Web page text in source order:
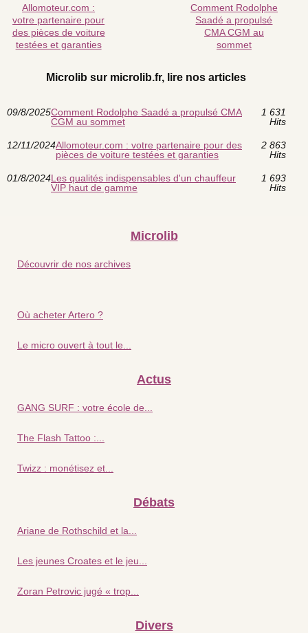
Allomoteur.com :
votre partenaire pour
des pièces de voiture
testées et garanties
Comment Rodolphe
Saadé a propulsé
CMA CGM au
sommet
Microlib sur microlib.fr, lire nos articles
09/8/2025Comment Rodolphe Saadé a propulsé CMA
CGM au sommet
1 631
Hits
12/11/2024Allomoteur.com : votre partenaire pour des
pièces de voiture testées et garanties
2 863
Hits
01/8/2024Les qualités indispensables d'un chauffeur
VIP haut de gamme
1 693
Hits
Microlib
Découvrir de nos archives
Où acheter Artero ?
Le micro ouvert à tout le...
Actus
GANG SURF : votre école de...
The Flash Tattoo :...
Twizz : monétisez et...
Débats
Ariane de Rothschild et la...
Les jeunes Croates et le jeu...
Zoran Petrovic jugé « trop...
Divers